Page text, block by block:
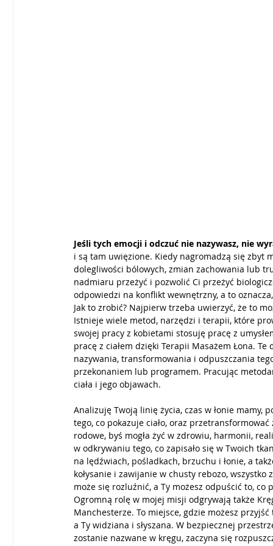
Jeśli tych emocji i odczuć nie nazywasz, nie
i są tam uwięzione. Kiedy nagromadzą się zbyt
dolegliwości bólowych, zmian zachowania lub
nadmiaru przeżyć i pozwolić Ci przeżyć
odpowiedzi na konflikt wewnętrzny, a to
Jak to zrobić? Najpierw trzeba uwierzyć, że to
Istnieje wiele metod, narzędzi i terapii, które
swojej pracy z kobietami stosuję pracę z
pracę z ciałem dzięki Terapii Masażem Łona.
nazywania, transformowania i odpuszczania
przekonaniem lub programem. Pracując
ciała i jego objawach.
Analizuję Twoją linię życia, czas w łonie mamy,
tego, co pokazuje ciało, oraz
rodowe, byś mogła żyć w zdrowiu, harmonii,
w odkrywaniu tego, co zapisało się w Twoich
na lędźwiach, pośladkach, brzuchu i łonie, a
kołysanie i zawijanie w chusty rebozo,
może się rozluźnić, a Ty możesz odpuścić to, co
Ogromną rolę w mojej misji odgrywają także
Manchesterze. To miejsce, gdzie możesz
a Ty widziana i słyszana. W bezpiecznej
zostanie nazwane w kręgu, zaczyna się